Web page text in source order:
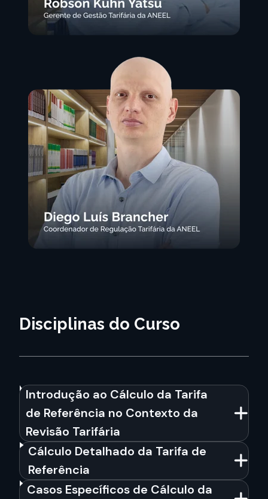
Disciplinas do Curso
Introdução ao Cálculo da Tarifa
de Referência no Contexto da
Revisão Tarifária
Cálculo Detalhado da Tarifa de
Referência
Casos Específicos de Cálculo da